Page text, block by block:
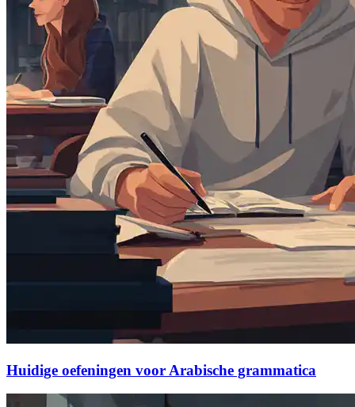
Huidige oefeningen voor Arabische grammatica